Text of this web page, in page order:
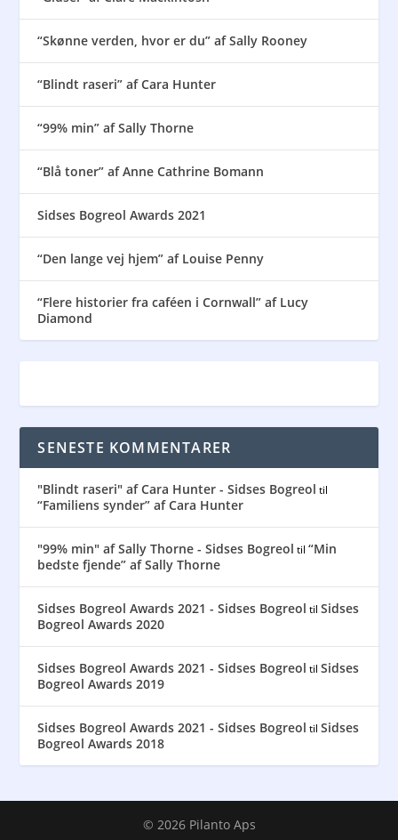
“Skønne verden, hvor er du” af Sally Rooney
“Blindt raseri” af Cara Hunter
“99% min” af Sally Thorne
“Blå toner” af Anne Cathrine Bomann
Sidses Bogreol Awards 2021
“Den lange vej hjem” af Louise Penny
“Flere historier fra caféen i Cornwall” af Lucy
Diamond
SENESTE KOMMENTARER
"Blindt raseri" af Cara Hunter - Sidses Bogreol til
“Familiens synder” af Cara Hunter
"99% min" af Sally Thorne - Sidses Bogreol til“Min
bedste fjende” af Sally Thorne
Sidses Bogreol Awards 2021 - Sidses Bogreol tilSidses
Bogreol Awards 2020
Sidses Bogreol Awards 2021 - Sidses Bogreol tilSidses
Bogreol Awards 2019
Sidses Bogreol Awards 2021 - Sidses Bogreol tilSidses
Bogreol Awards 2018
© 2026 Pilanto Aps